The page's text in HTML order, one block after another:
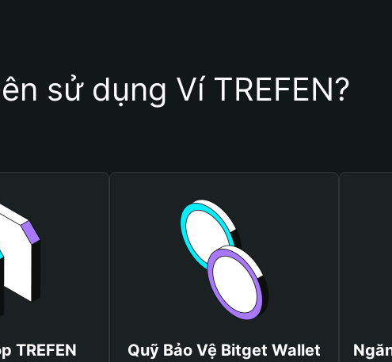
sử dụng Ví TREFEN?
TREFEN
Quỹ Bảo Vệ Bitget Wallet